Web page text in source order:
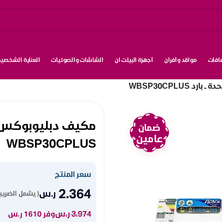
مواقد وأفران أجهزة البيلت ان الشاشات والصوتيات العناية
ضمان
عامين WBSP30CPLUS
سعر المنتج
2.364 ر.س( يشمل
3.974ر.سوفر 1610 ر.س